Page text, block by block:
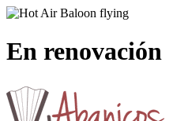
En renovación